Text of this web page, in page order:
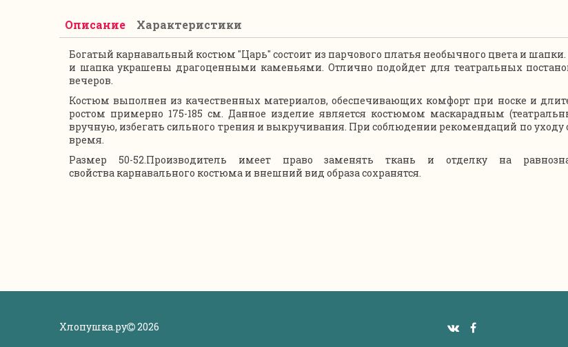
Описание Характеристики
Богатый карнавальный костюм "Царь" состоит из парчового платья необычного цвета и
и шапка украшены драгоценными каменьями. Отлично подойдет для театральных
вечеров.
Костюм выполнен из качественных материалов, обеспечивающих комфорт при носке и
ростом примерно 175-185 см. Данное изделие является костюмом маскарадным
вручную, избегать сильного трения и выкручивания. При соблюдении рекомендаций по уходу
время.
Размер 50-52.Производитель имеет право заменять ткань и отделку на
свойства карнавального костюма и внешний вид образа сохранятся.
Хлопушка.ру 2026